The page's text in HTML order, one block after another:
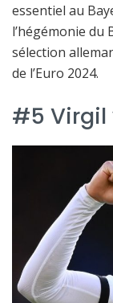
essentiel au
l’hégémonie du
sélection
de l’Euro 2024.
#5 Virgil